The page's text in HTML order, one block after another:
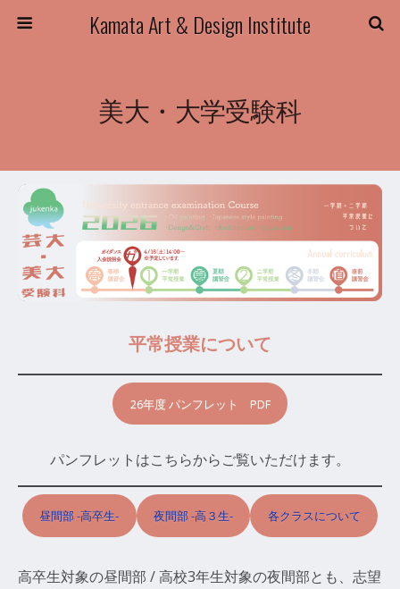
Kamata Art & Design Institute
美大・大学受験科
平常授業について
26年度 パンフレット PDF
パンフレットはこちらからご覧いただけます。
昼間部 -高卒生- 夜間部 -高３生- 各クラスについて
高卒生対象の昼間部 / 高校3年生対象の夜間部とも、志望